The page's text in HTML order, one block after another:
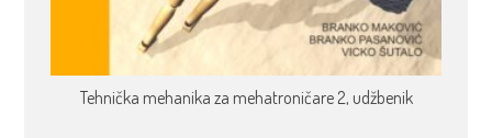
Tehnička mehanika za mehatroničare 2, udžbenik